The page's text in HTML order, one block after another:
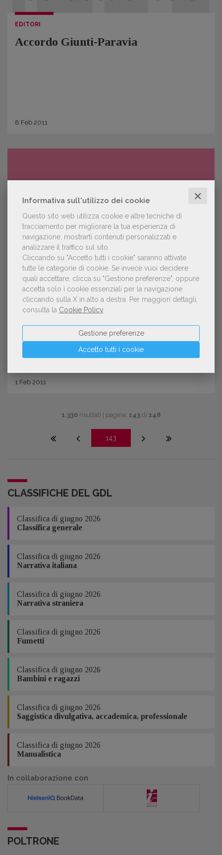
Informativa sull'utilizzo dei cookie ✕
Questo sito web utilizza cookie e altre tecniche di
tracciamento per migliorare la tua esperienza di
navigazione, mostrarti contenuti personalizzati e
analizzare il traffico sul sito.
Cliccando su "Accetto tutti i cookie" saranno attivate
tutte le categorie di cookie. Se invece vuoi decidere
quali accettare, clicca su "Gestione preferenze", oppure
accetta solo i cookie essenziali per la navigazione
cliccando sulla X in alto a destra.
Per maggiori dettagli,
consulta la Cookie Policy
Accetto tutti i cookie
Gestione preferenze
EDITORI
Accordo Giunti-Paravia
8 Feb 2011
EDITORI
Decima edizione del Master in
editoria
1 Feb 2011
1.330 risultati | pagina: 143 di 148
143
CLASSIFICHE DEL GDL
Classifica di giugno 2026
Classifica generale
Classifica di giugno 2026
Narrativa italiana
Classifica di giugno 2026
Narrativa straniera
Classifica di giugno 2026
Fumetti
Classifica di giugno 2026
Bambini e ragazzi
Classifica di giugno 2026
Saggistica divulgativa, accademica, professionale
Classifica di giugno 2026
Manualistica
In collaborazione con
POLTRONE